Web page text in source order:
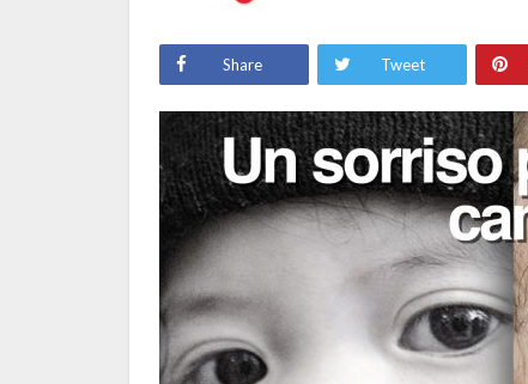
Share Tweet